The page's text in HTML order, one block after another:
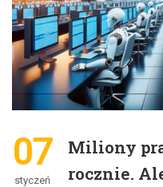
07
styczeń
Miliony
rocznie.